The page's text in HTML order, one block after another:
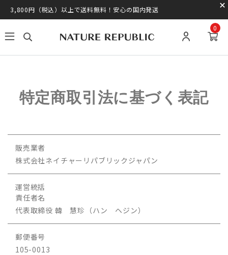
3,800円（税込）以上で送料無料！安心の国内発送
0
特定商取引法に基づく表記
販売業者
株式会社ネイチャーリパブリックジャパン
運営統括
責任者名
代表取締役 韓 慧珍（ハン ヘジン）
郵便番号
105-0013